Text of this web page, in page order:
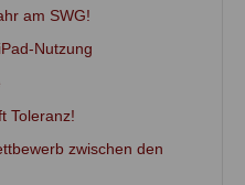
am SWG!
Nutzung
Toleranz!
zwischen den